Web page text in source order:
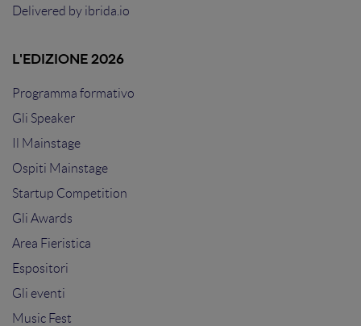
Delivered by ibrida.io
L'EDIZIONE 2026
Programma formativo
Gli Speaker
Il Mainstage
Ospiti Mainstage
Startup Competition
Gli Awards
Area Fieristica
Espositori
Gli eventi
Music Fest